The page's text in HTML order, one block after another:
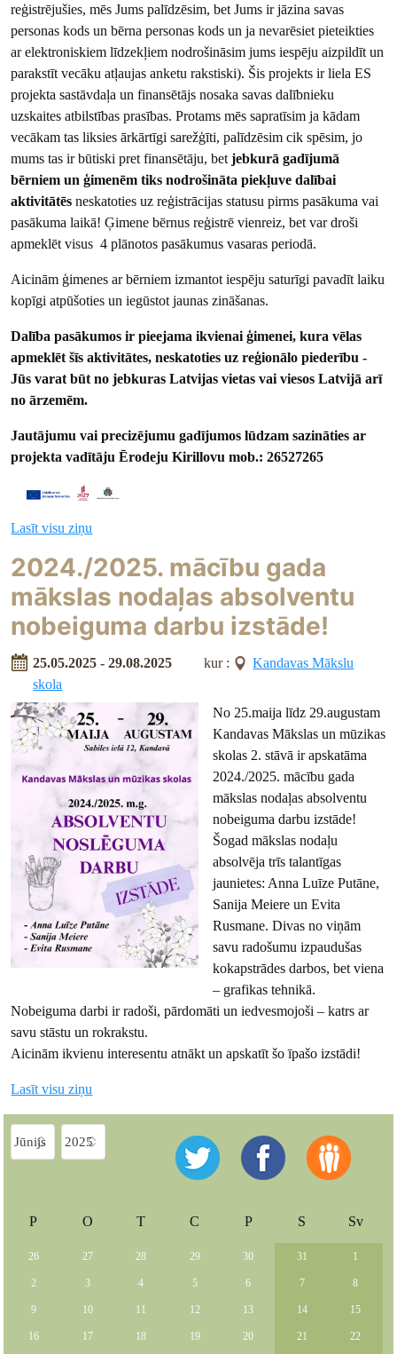
reģistrējušies, mēs Jums palīdzēsim, bet Jums ir jāzina savas
personas kods un bērna personas kods un ja nevarēsiet pieteikties
ar elektroniskiem līdzekļiem nodrošināsim jums iespēju aizpildīt un
parakstīt vecāku atļaujas anketu rakstiski). Šis projekts ir liela ES
projekta sastāvdaļa un finansētājs nosaka savas dalībnieku
uzskaites atbilstības prasības. Protams mēs sapratīsim ja kādam
vecākam tas liksies ārkārtīgi sarežģīti, palīdzēsim cik spēsim, jo
mums tas ir būtiski pret finansētāju, betjebkurā gadījumā
bērniem un ģimenēm tiks nodrošināta piekļuve dalībai
aktivitātēs neskatoties uz reģistrācijas statusu pirms pasākuma vai
pasākuma laikā! Ģimene bērnus reģistrē vienreiz, bet var droši
apmeklēt visus 4 plānotos pasākumus vasaras periodā.
Aicinām ģimenes ar bērniem izmantot iespēju saturīgi pavadīt laiku
kopīgi atpūšoties un iegūstot jaunas zināšanas.
Dalība pasākumos ir pieejama ikvienai ģimenei, kura vēlas
apmeklēt šīs aktivitātes, neskatoties uz reģionālo piederību -
Jūs varat būt no jebkuras Latvijas vietas vai viesos Latvijā arī
no ārzemēm.
Jautājumu vai precizējumu gadījumos lūdzam sazināties ar
projekta vadītāju Ērodeju Kirillovu mob.: 26527265
Lasīt visu ziņu
2024./2025. mācību gada
mākslas nodaļas absolventu
nobeiguma darbu izstāde!
25.05.2025 - 29.08.2025 kur :
Kandavas Mākslu
skola
No 25.maija līdz 29.augustam
Kandavas Mākslas un mūzikas
skolas 2. stāvā ir apskatāma
2024./2025. mācību gada
mākslas nodaļas absolventu
nobeiguma darbu izstāde!
Šogad mākslas nodaļu
absolvēja trīs talantīgas
jaunietes: Anna Luīze Putāne,
Sanija Meiere un Evita
Rusmane. Divas no viņām
savu radošumu izpaudušas
kokapstrādes darbos, bet viena
– grafikas tehnikā.
Nobeiguma darbi ir radoši, pārdomāti un iedvesmojoši – katrs ar
savu stāstu un rokrakstu.
Aicinām ikvienu interesentu atnākt un apskatīt šo īpašo izstādi!
Lasīt visu ziņu
P O T C P S Sv
26 27 28 29 30 31 1
2 3 4 5 6 7 8
9 10 11 12 13 14 15
16 17 18 19 20 21 22